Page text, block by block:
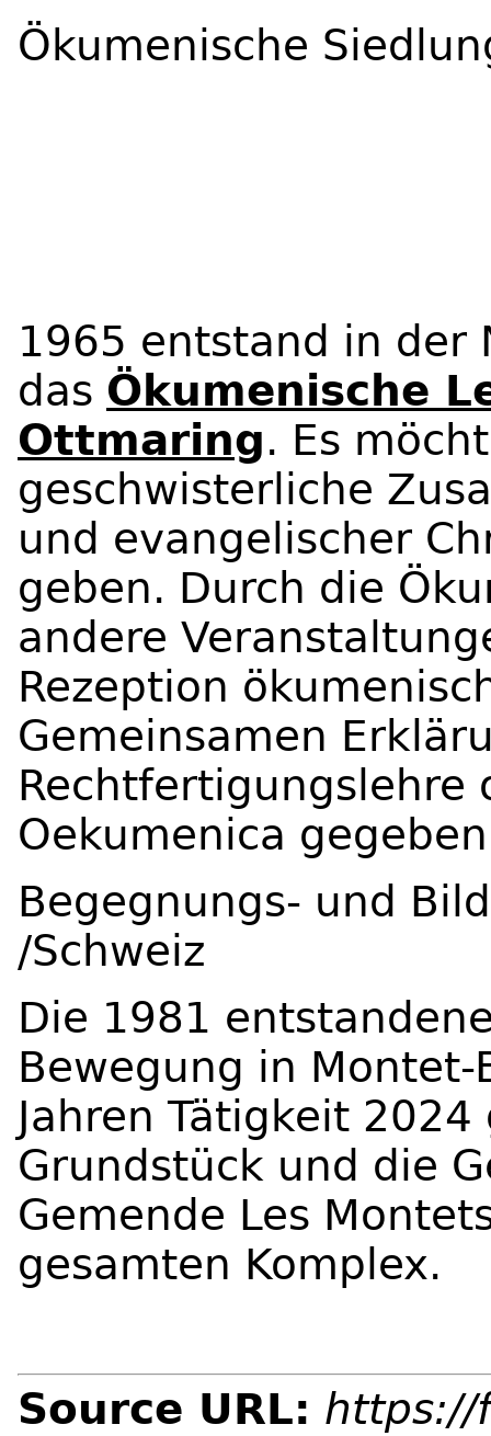
Ökumenische
1965 entstand in der
das Ökumenische
Ottmaring. Es
geschwisterliche
und evangelischer
geben. Durch die
andere
Rezeption
Gemeinsamen
Rechtfertigungslehre
Oekumenica
Begegnungs- und
/Schweiz
Die 1981
Bewegung in
Jahren Tätigkeit
Grundstück und die
Gemende Les
gesamten Komplex.
Source URL: https://